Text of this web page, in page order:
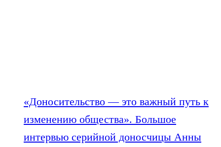
«Доносительство — это важный путь к
изменению общества». Большое
интервью серийной доносчицы Анны